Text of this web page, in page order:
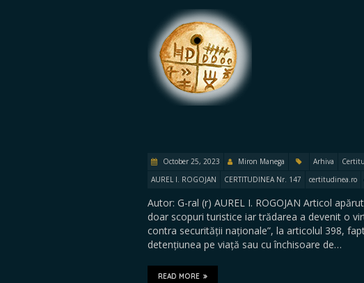
October 25, 2023 Miron Manega Arhiva
AUREL I. ROGOJAN
CERTITUDINEA Nr. 147 certitudinea.ro
Autor: G-ral (r) AUREL I. ROGOJAN Articol
doar scopuri turistice iar trădarea a devenit o
contra securității naționale”, la articolul 398,
detențiunea pe viață sau cu închisoare de…
READ MORE